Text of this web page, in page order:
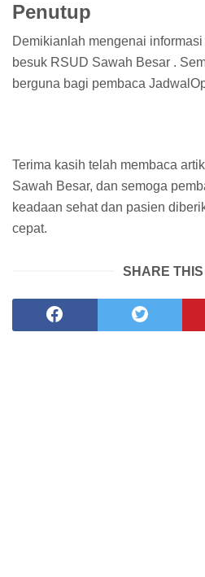
Penutup
Demikianlah mengenai
besuk RSUD Sawah Besar .
berguna bagi pembaca
Terima kasih telah membaca
Sawah Besar, dan semoga
keadaan sehat dan pasien
cepat.
SHARE